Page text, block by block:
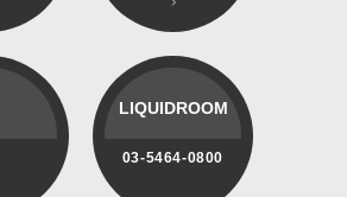
LIQUIDROOM
03-5464-0800